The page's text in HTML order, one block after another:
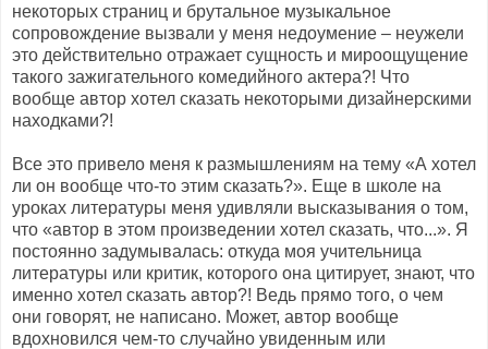
некоторых страниц и брутальное музыкальное
сопровождение вызвали у меня недоумение – неужели
это действительно отражает сущность и мироощущение
такого зажигательного комедийного актера?! Что
вообще автор хотел сказать некоторыми дизайнерскими
находками?!
Все это привело меня к размышлениям на тему «А хотел
ли он вообще что-то этим сказать?». Еще в школе на
уроках литературы меня удивляли высказывания о том,
что «автор в этом произведении хотел сказать, что...». Я
постоянно задумывалась: откуда моя учительница
литературы или критик, которого она цитирует, знают, что
именно хотел сказать автор?! Ведь прямо того, о чем
они говорят, не написано. Может, автор вообще
вдохновился чем-то случайно увиденным или